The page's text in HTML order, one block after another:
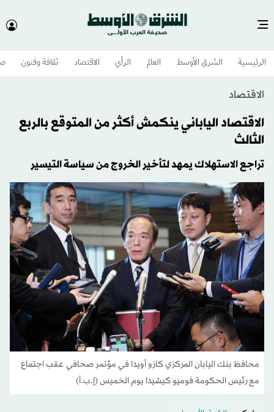
الرئيسية الشرق الأوسط​ العالم الرأي الاقتصاد ثقافة وفنون
الاقتصاد
الاقتصاد الياباني ينكمش أكثر من المتوقع بالربع
الثالث
تراجع الاستهلاك يمهد لتأخير الخروج من سياسة التيسير
محافظ بنك اليابان المركزي كازو أويدا في مؤتمر صحافي عقب اجتماع
مع رئيس الحكومة فوميو كيشيدا يوم الخميس (إ.ب.أ)